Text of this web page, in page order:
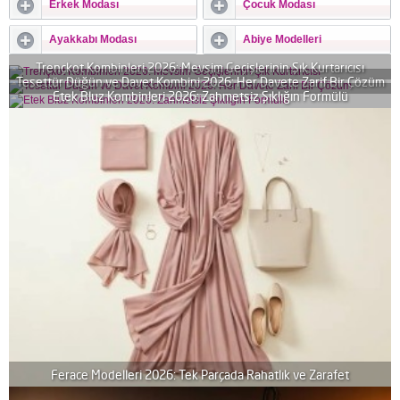
Erkek Modası Çocuk Modası
Ayakkabı Modası Abiye Modelleri
Trençkot Kombinleri 2026: Mevsim Geçişlerinin Şık Kurtarıcısı
Tesettür Düğün ve Davet Kombini 2026: Her Davete Zarif Bir Çözüm
Etek Bluz Kombinleri 2026: Zahmetsiz Şıklığın Formülü
Ferace Modelleri 2026: Tek Parçada Rahatlık ve Zarafet